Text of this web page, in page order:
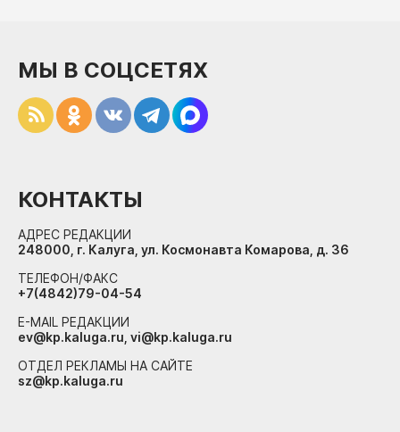
МЫ В СОЦСЕТЯХ
КОНТАКТЫ
АДРЕС РЕДАКЦИИ
248000, г. Калуга, ул. Космонавта Комарова, д. 36
ТЕЛЕФОН/ФАКС
+7(4842)79-04-54
E-MAIL РЕДАКЦИИ
ev@kp.kaluga.ru, vi@kp.kaluga.ru
ОТДЕЛ РЕКЛАМЫ НА САЙТЕ
sz@kp.kaluga.ru